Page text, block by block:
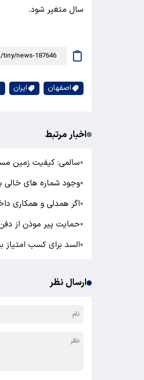
سال متغیر شود.
اصفهان ایران
اخبار مرتبط
●سالمی: کیفیت زمین
●وجود شماره های خالی
●اگر همدلی و همکاری
●حمایت پیر موذن از
●السد برای کسب
ارسال نظر